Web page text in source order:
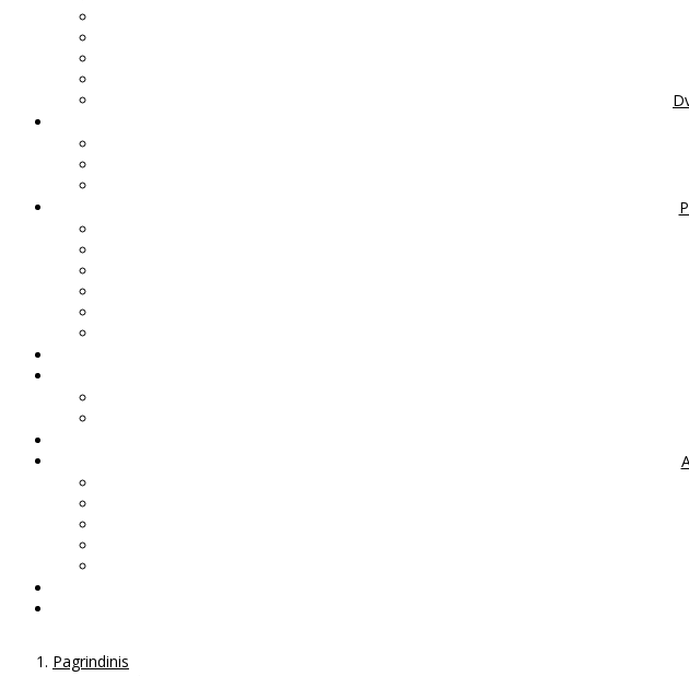
Pagrindinis